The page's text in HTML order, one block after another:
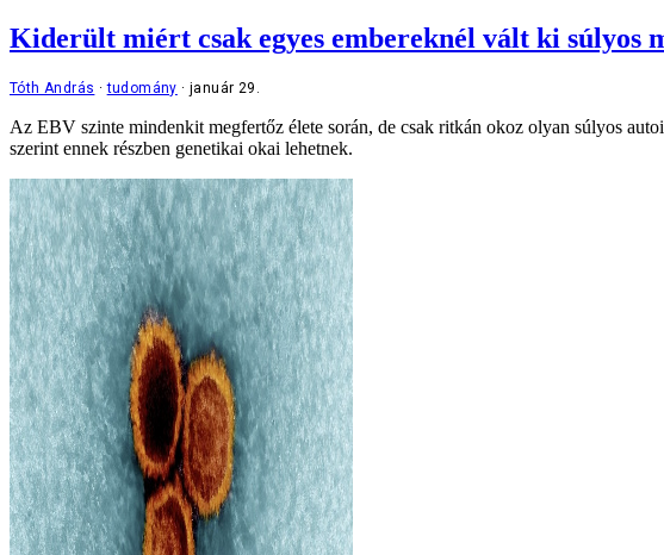
Kiderült miért csak egyes embereknél vált ki súlyos
Tóth András tudomány január 29.
Az EBV szinte mindenkit megfertőz élete során, de csak ritkán okoz olyan súlyos
szerint ennek részben genetikai okai lehetnek.